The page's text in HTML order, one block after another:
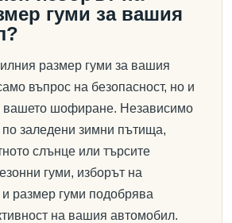
гуми за вашия
размер гуми за вашия
въпрос на безопасност, но и
вашето шофиране. Независимо
заледени зимни пътища,
слънце или търсите
гуми, изборът на
размер гуми подобрява
на вашия автомобил.